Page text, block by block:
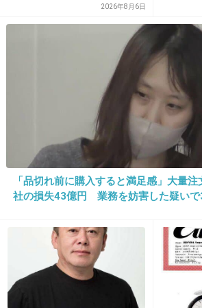
私は脂質で太るタイプだからキトサン
うかなと思って調べてた所
22. 匿名2026/06/03(水) 16:46:27
錠剤で痩せるなら肝臓は悲鳴あげる。
2026年8月6日
夕方の
くなっ
に様々
「品切れ前に購入すると満足感」大量
社の損失43億円 業務を妨害した疑いで